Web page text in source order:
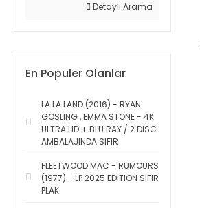
Detaylı Arama
En Populer Olanlar
LA LA LAND (2016) - RYAN
GOSLING , EMMA STONE - 4K
ULTRA HD + BLU RAY / 2 DISC
AMBALAJINDA SIFIR
FLEETWOOD MAC - RUMOURS
(1977) - LP 2025 EDITION SIFIR
PLAK